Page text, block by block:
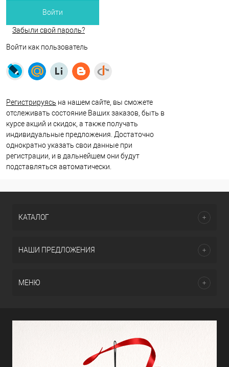
Забыли свой пароль?
Войти как пользователь
Регистрируясь на нашем сайте, вы сможете
отслеживать состояние Ваших заказов, быть в
курсе акций и скидок, а также получать
индивидуальные предложения. Достаточно
однократно указать свои данные при
регистрации, и в дальнейшем они будут
подставляться автоматически.
КАТАЛОГ
НАШИ ПРЕДЛОЖЕНИЯ
МЕНЮ